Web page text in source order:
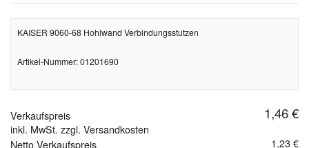
KAISER 9060-68 Hohlwand Verbindungsstutzen
Artikel-Nummer: 01201690
Verkaufspreis 1,46 €
inkl. MwSt. zzgl. Versandkosten
Netto Verkaufspreis
1,23 €